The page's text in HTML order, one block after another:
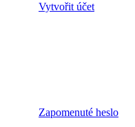
Vytvořit účet
Zapomenuté heslo